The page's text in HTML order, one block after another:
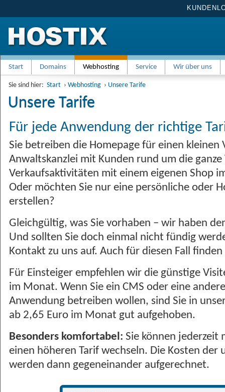
Start Domains Webhosting Service Wir über uns
Sie sind hier: Start › Webhosting › Unsere Tarife
Unsere Tarife
Für jede Anwendung der richtige
Sie betreiben die Homepage für einen kleinen
Anwaltskanzlei mit Kunden rund um die
Verkaufsaktivitäten mit einem eigenen Shop
Oder möchten Sie nur eine persönliche oder
erstellen?
Gleichgültig, was Sie vorhaben – wir haben
Und sollten Sie doch einmal nicht fündig
Kontakt zu uns auf. Auch für diesen Fall
Für Einsteiger empfehlen wir die günstige
im Monat. Wenn Sie ein CMS oder eine
Anwendung betreiben wollen, sind Sie in
ab 2,65 Euro im Monat gut aufgehoben.
Besonders komfortabel: Sie können jederzeit
einen höheren Tarif wechseln. Die Kosten der
werden dann gegeneinander aufgerechnet.